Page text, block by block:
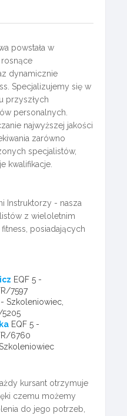
powstała w
dynamicznie
Specjalizujemy się w
przyszłych
personalnych.
najwyższej jakości
zarówno
specjalistów,
kwalifikacje.
Instruktorzy - nasza
z wieloletnim
posiadających
EQF 5 -
7597
Szkoleniowiec,
5205
EQF 5 -
6760
kursant otrzymuje
czemu możemy
do jego potrzeb,